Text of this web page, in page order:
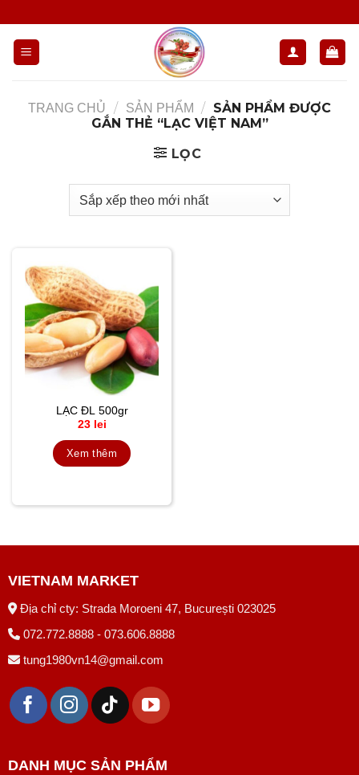
dung
TRANG CHỦ / SẢN PHẨM / SẢN PHẨM ĐƯỢC
GẮN THẺ “LẠC VIỆT NAM”
LỌC
LẠC ĐL 500gr
23 lei
Xem thêm
VIETNAM MARKET
Địa chỉ cty: Strada Moroeni 47, București 023025
072.772.8888 - 073.606.8888
tung1980vn14@gmail.com
DANH MỤC SẢN PHẨM